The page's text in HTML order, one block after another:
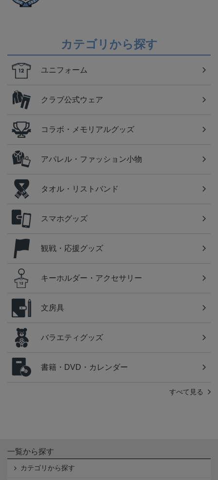
カテゴリから探す
ユニフォーム
クラブ公式ウェア
コラボ・メモリアルグッズ
アパレル・ファッション小物
タオル・リストバンド
スマホグッズ
観戦・応援グッズ
キーホルダー・アクセサリー
文房具
バラエティグッズ
書籍・DVD・カレンダー
すべて見る
一覧から探す
カテゴリから探す